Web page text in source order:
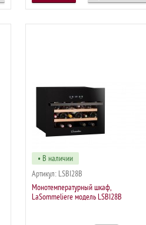
• В наличии
Артикул: LSBI28B
Монотемпературный шкаф,
LaSommeliere модель LSBI28B